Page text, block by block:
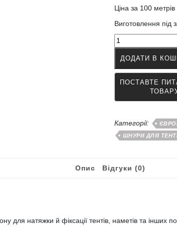
Ціна за 100 метрів
Виготовлення під
Шнур
для
наметів
тентів
капроновий
6
білий
кількість
ДОДАТИ В
Категорії:
ШНУРИ ДЛЯ
Опис Відгуки (0)
для натяжки й фіксації тентів, наметів та інших